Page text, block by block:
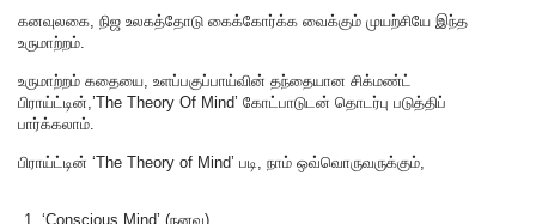
கனவுலகை, நிஜ உலகத்தோடு கைக்கோர்க்க வைக்கும் முயற்சியே இந்த
உருமாற்றம்.
உருமாற்றம் கதையை, உளப்பகுப்பாய்வின் தந்தையான சிக்மண்ட்
பிராய்ட்டின்,’The Theory Of Mind’ கோட்பாடுடன் தொடர்பு படுத்திப்
பார்க்கலாம்.
பிராய்ட்டின் ‘The Theory of Mind’ படி, நாம் ஒவ்வொருவருக்கும்,
‘Conscious Mind’ (நனவு)